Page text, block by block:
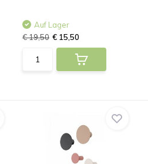
Auf Lager
€ 19,50 € 15,50